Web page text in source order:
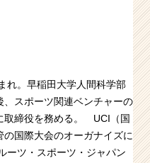
れ。早稲田大学人間科学部
、スポーツ関連ベンチャーの
取締役を務める。 UCI（国
国際大会のオーガナイズに
ーツ・スポーツ・ジャパン